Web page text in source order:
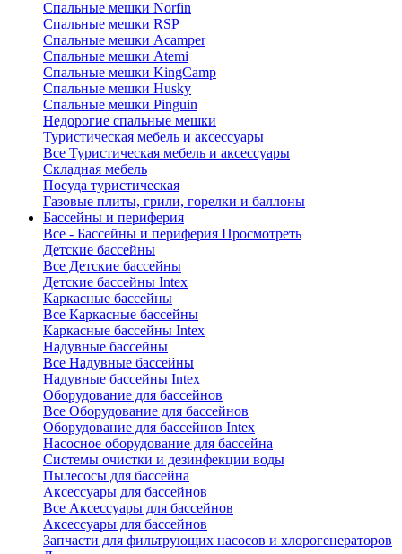
Спальные мешки Norfin
Спальные мешки RSP
Спальные мешки Acamper
Спальные мешки Atemi
Спальные мешки KingCamp
Спальные мешки Husky
Спальные мешки Pinguin
Недорогие спальные мешки
Туристическая мебель и аксессуары
Все Туристическая мебель и аксессуары
Складная мебель
Посуда туристическая
Газовые плиты, грили, горелки и баллоны
Бассейны и периферия
Все - Бассейны и периферия Просмотреть
Детские бассейны
Все Детские бассейны
Детские бассейны Intex
Каркасные бассейны
Все Каркасные бассейны
Каркасные бассейны Intex
Надувные бассейны
Все Надувные бассейны
Надувные бассейны Intex
Оборудование для бассейнов
Все Оборудование для бассейнов
Оборудование для бассейнов Intex
Насосное оборудование для бассейна
Системы очистки и дезинфекции воды
Пылесосы для бассейна
Аксессуары для бассейнов
Все Аксессуары для бассейнов
Аксессуары для бассейнов
Запчасти для фильтрующих насосов и хлорогенераторов